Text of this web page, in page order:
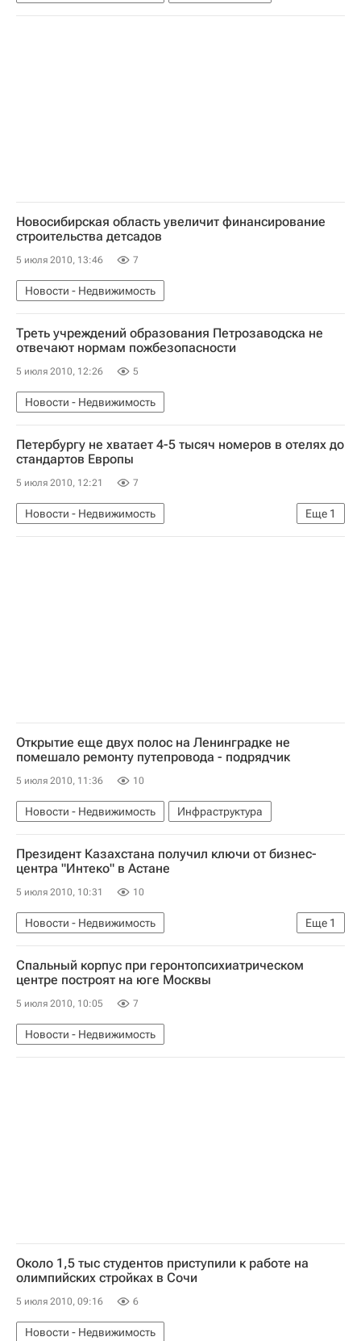
Новосибирская область увеличит финансирование
строительства детсадов
5 июля 2010, 13:46 7
Новости - Недвижимость
Треть учреждений образования Петрозаводска не
отвечают нормам пожбезопасности
5 июля 2010, 12:26 5
Новости - Недвижимость
Петербургу не хватает 4-5 тысяч номеров в отелях до
стандартов Европы
5 июля 2010, 12:21 7
Еще 1
Новости - Недвижимость
Коммерческая недвижимость
Открытие еще двух полос на Ленинградке не
помешало ремонту путепровода - подрядчик
5 июля 2010, 11:36 10
Новости - Недвижимость Инфраструктура
Президент Казахстана получил ключи от бизнес-
центра "Интеко" в Астане
5 июля 2010, 10:31 10
Еще 1
Новости - Недвижимость
Коммерческая недвижимость
Спальный корпус при геронтопсихиатрическом
центре построят на юге Москвы
5 июля 2010, 10:05 7
Новости - Недвижимость
Около 1,5 тыс студентов приступили к работе на
олимпийских стройках в Сочи
5 июля 2010, 09:16 6
Новости - Недвижимость